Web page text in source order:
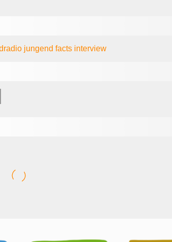
jungendfacts interview